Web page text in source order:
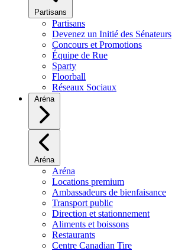
Partisans
Partisans
Devenez un Initié des Sénateurs
Concours et Promotions
Équipe de Rue
Sparty
Floorball
Réseaux Sociaux
Aréna
Aréna
Aréna
Locations premium
Ambassadeurs de bienfaisance
Transport public
Direction et stationnement
Aliments et boissons
Restaurants
Centre Canadian Tire